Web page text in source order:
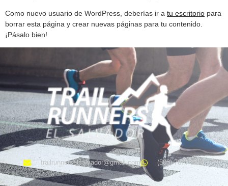
Como nuevo usuario de WordPress, deberías ir a tu escritorio para
borrar esta página y crear nuevas páginas para tu contenido.
¡Pásalo bien!
trailrunnerselsalvador@gmail.com (503) 7877 1971